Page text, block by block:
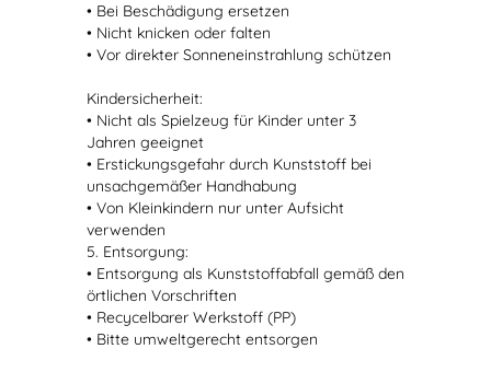
• Bei Beschädigung ersetzen
• Nicht knicken oder falten
• Vor direkter Sonneneinstrahlung schützen
Kindersicherheit:
• Nicht als Spielzeug für Kinder unter 3
Jahren geeignet
• Erstickungsgefahr durch Kunststoff bei
unsachgemäßer Handhabung
• Von Kleinkindern nur unter Aufsicht
verwenden
5. Entsorgung:
• Entsorgung als Kunststoffabfall gemäß den
örtlichen Vorschriften
• Recycelbarer Werkstoff (PP)
• Bitte umweltgerecht entsorgen